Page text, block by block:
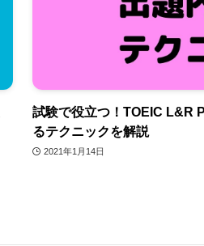
試験で役立つ！TOEIC L&R
るテクニックを解説
2021年1月14日